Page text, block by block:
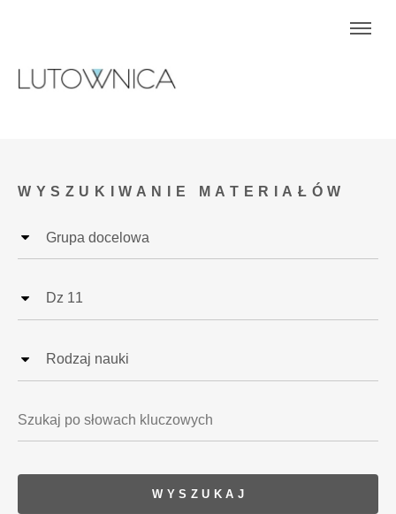
WYSZUKIWANIE MATERIAŁÓW